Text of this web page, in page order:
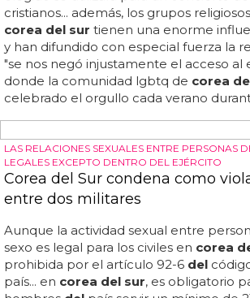
PRIMER ACTO DEL AÑO, CANCELADO
Corea del Sur bloquea un acto
culpa de un concierto cristiano
corea del sur
sigue sin reconocer
matrimonio y las uniones civiles entre
mismo sexo, y a las parejas
adoptar conjuntamente... los